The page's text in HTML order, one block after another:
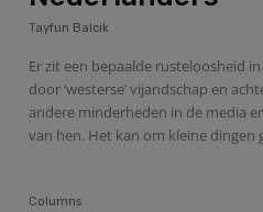
Tayfun Balcik
Er zit een bepaalde rusteloosheid
door ‘westerse’ vijandschap en
andere minderheden in de media
van hen. Het kan om kleine
Columns